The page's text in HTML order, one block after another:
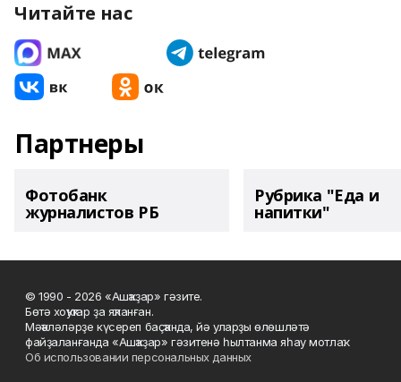
Читайте нас
Партнеры
Фотобанк
журналистов РБ
Рубрика "Еда и
напитки"
© 1990 - 2026 «Ашҡаҙар» гәзите.
Бөтә хоҡуҡтар ҙа яҡланған.
Мәҡәләләрҙе күсереп баҫҡанда, йә уларҙы өлөшләтә
файҙаланғанда «Ашҡаҙар» гәзитенә һылтанма яһау мотлаҡ.
Об использовании персональных данных